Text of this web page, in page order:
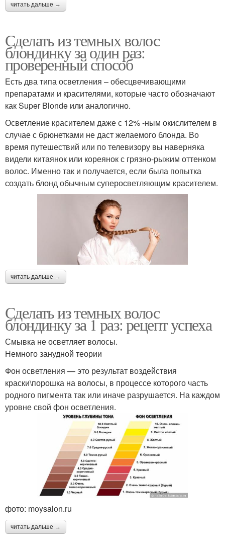
читать дальше →
Сделать из темных волос
блондинку за один раз:
проверенный способ
Есть два типа осветления – обесцвечивающими
препаратами и красителями, которые часто обозначают
как Super Blonde или аналогично.
Осветление красителем даже с 12% -ным окислителем в
случае с брюнетками не даст желаемого блонда. Во
время путешествий или по телевизору вы наверняка
видели китаянок или кореянок с грязно-рыжим оттенком
волос. Именно так и получается, если была попытка
создать блонд обычным суперосветляющим красителем.
читать дальше →
Сделать из темных волос
блондинку за 1 раз: рецепт успеха
Смывка не осветляет волосы.
Немного занудной теории
Фон осветления — это результат воздействия
краски\порошка на волосы, в процессе которого часть
родного пигмента так или иначе разрушается. На каждом
уровне свой фон осветления.
фото: moysalon.ru
читать дальше →